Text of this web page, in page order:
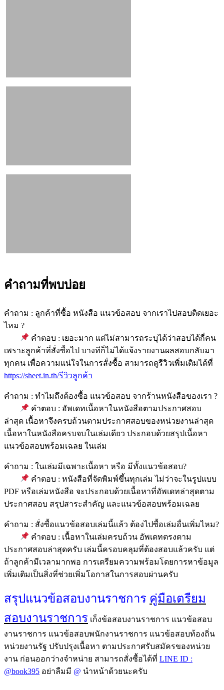
คำถามที่พบบ่อย
คำถาม : ลูกค้าที่ซื้อ หนังสือ แนวข้อสอบ จากเราไปสอบติดเยอะ
ไหม ?
คำตอบ : เยอะมาก แต่ไม่สามารถระบุได้ว่าสอบได้กี่คน
เพราะลูกค้าที่สั่งซื้อไป บางทีก็ไม่ได้แจ้งรายงานผลสอบกลับมา
ทุกคน เพื่อความแน่ใจในการสั่งซื้อ สามารถดูรีวิวเพิ่มเติมได้ที่
https://sheet.in.th/รีวิวลูกค้า
คำถาม : ทำไมถึงต้องซื้อ แนวข้อสอบ จากร้านหนังสือของเรา ?
คำตอบ : อัพเดทเนื้อหาในหนังสือตามประกาศสอบ
ล่าสุด เนื้อหาจึงครบถ้วนตามประกาศสอบของหน่วยงานล่าสุด
เนื้อหาในหนังสือครบจบในเล่มเดียว ประกอบด้วยสรุปเนื้อหา
แนวข้อสอบพร้อมเฉลย ในเล่ม
คำถาม : ในเล่มมีเฉพาะเนื้อหา หรือ มีทั้งแนวข้อสอบ?
คำตอบ : หนังสือที่จัดพิมพ์ขึ้นทุกเล่ม ไม่ว่าจะในรูปแบบ
PDF หรือเล่มหนังสือ จะประกอบด้วยเนื้อหาที่อัพเดทล่าสุดตาม
ประกาศสอบ สรุปสาระสำคัญ และแนวข้อสอบพร้อมเฉลย
คำถาม : สั่งซื้อแนวข้อสอบเล่มนี้แล้ว ต้องไปซื้อเล่มอื่นเพิ่มไหม?
คำตอบ : เนื้อหาในเล่มครบถ้วน อัพเดทตรงตาม
ประกาศสอบล่าสุดครับ เล่มนี้ครอบคลุมที่ต้องสอบแล้วครับ แต่
ถ้าลูกค้ามีเวลามากพอ การเตรียมความพร้อมโดยการหาข้อมูล
เพิ่มเติมเป็นสิ่งที่ช่วยเพิ่มโอกาสในการสอบผ่านครับ
สรุปแนวข้อสอบงานราชการ คู่มือเตรืยม
สอบงานราชการ เก็งข้อสอบงานราชการ แนวข้อสอบ
งานราชการ แนวข้อสอบพนักงานราชการ แนวข้อสอบท้องถิ่น
หน่วยงานรัฐ ปรับปรุงเนื้อหา ตามประกาศรับสมัครของหน่วย
งาน ก่อนออกว่างจำหน่าย สามารถสั่งซื้อได้ที่ LINE ID :
@book395 อย่าลืมมี @ นำหน้าด้วยนะครับ